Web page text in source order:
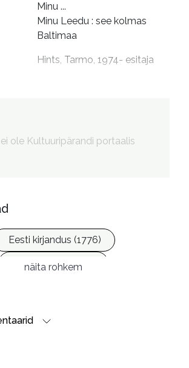
Minu ...
Minu Leedu : see kolmas
Baltimaa
Hints, Tarmo, 1974- esitaja
ole Kultuuripärandi portaalis
Eesti kirjandus (1776)
Ilukirjandus (4255)
näita rohkem